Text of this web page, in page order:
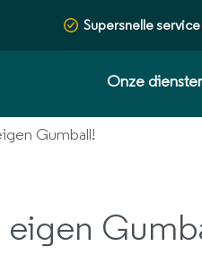
Supersnelle service
Onze
Gumball!
eigen